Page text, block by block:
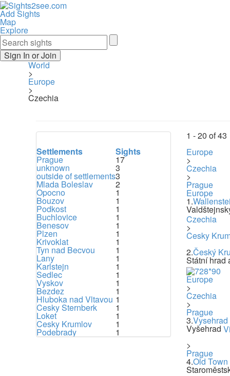
Add Sights
Map
Explore
Sign In or Join
World
>
Europe
>
Czechia
Settlements Sights
Prague 17
unknown 3
outside of settlements3
Mlada Boleslav 2
Opocno 1
Bouzov 1
Podkost 1
Buchlovice 1
Benesov 1
Plzen 1
Krivoklat 1
Tyn nad Becvou 1
Lany 1
Karlstejn 1
Sedlec 1
Vyskov 1
Bezdez 1
Hluboka nad Vltavou 1
Cesky Sternberk 1
Loket 1
Cesky Krumlov 1
Podebrady 1
1 -20 of43
Europe
>
Czechia
>
Prague
1.
Europe
Czechia
>
Cesky
2.Český
Státní hrad
Europe
>
Czechia
>
Prague
3.Vysehrad
Vyšehrad
>
Prague
4.Old